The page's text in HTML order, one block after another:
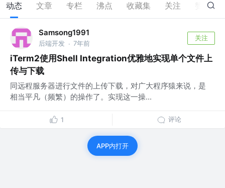
动态 文章 专栏 沸点 收藏集 关注 0
Samsong1991
后端开发 · 7年前
关注
iTerm2使用Shell Integration优雅地实现单个文件上
传与下载
同远程服务器进行文件的上传下载，对广大程序猿来说，是
相当平凡（频繁）的操作了。实现这一操...
1 评论
APP内打开